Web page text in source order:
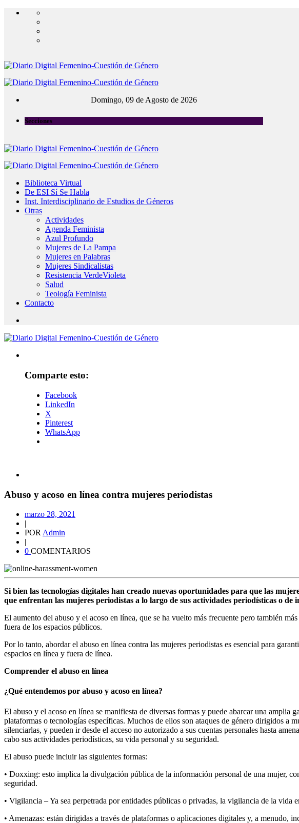
Domingo, 09 de Agosto de 2026
Secciones
Biblioteca Virtual
De ESI Sí Se Habla
Inst. Interdisciplinario de Estudios de Géneros
Otras
Actividades
Agenda Feminista
Azul Profundo
Mujeres de La Pampa
Mujeres en Palabras
Mujeres Sindicalistas
Resistencia VerdeVioleta
Salud
Teología Feminista
Contacto
Comparte esto:
Facebook
LinkedIn
X
Pinterest
WhatsApp
Abuso y acoso en línea contra mujeres periodistas
marzo 28, 2021
|
POR Admin
|
0 COMENTARIOS
Si bien las tecnologías digitales han creado nuevas oportunidades para que las
que enfrentan las mujeres periodistas a lo largo de sus actividades periodísticas o
El aumento del abuso y el acoso en línea, que se ha vuelto más frecuente pero también
fuera de los espacios públicos.
Por lo tanto, abordar el abuso en línea contra las mujeres periodistas es esencial para
espacios en línea y fuera de línea.
Comprender el abuso en línea
¿Qué entendemos por abuso y acoso en línea?
El abuso y el acoso en línea se manifiesta de diversas formas y puede abarcar una amplia
plataformas o tecnologías específicas. Muchos de ellos son ataques de género dirigidos a
silenciarlas, y pueden ir desde el acceso no autorizado a sus cuentas personales hasta
cabo sus actividades periodísticas, su vida personal y su seguridad.
El abuso puede incluir las siguientes formas:
• Doxxing: esto implica la divulgación pública de la información personal de una mujer,
seguridad.
• Vigilancia – Ya sea perpetrada por entidades públicas o privadas, la vigilancia de la
• Amenazas: están dirigidas a través de plataformas o aplicaciones digitales y, a menudo,